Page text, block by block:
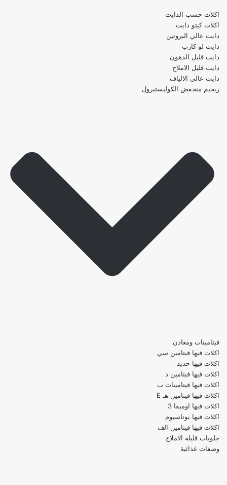
اكلات حسب الدايت
اكلات كيتو دايت
دايت عالي البروتين
دايت لو كارب
دايت قليل الدهون
دايت قليل الاملاح
دايت عالي الالياف
ريجيم منخفض الكوليستيرول
فيتامينات ومعادن
اكلات فيها فيتامين سي
اكلات فيها حديد
اكلات فيها فيتامين د
اكلات فيها فيتامينات ب
اكلات فيها فيتامين هـ E
اكلات فيها اوميقا 3
اكلات فيها بوتاسيوم
اكلات فيها فيتامين الف
حلويات قليلة الاملاح
وصفات غذائية